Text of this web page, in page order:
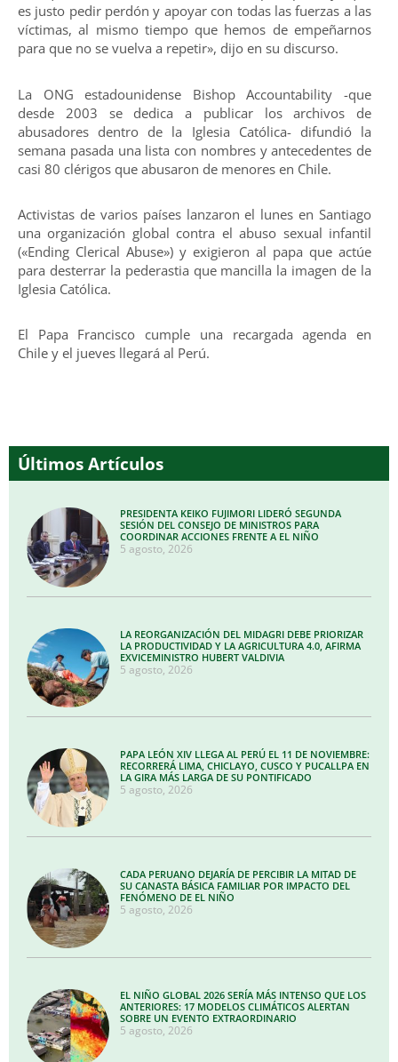
es justo pedir perdón y apoyar con todas las fuerzas a las
víctimas, al mismo tiempo que hemos de empeñarnos
para que no se vuelva a repetir», dijo en su discurso.
La ONG estadounidense Bishop Accountability -que
desde 2003 se dedica a publicar los archivos de
abusadores dentro de la Iglesia Católica- difundió la
semana pasada una lista con nombres y antecedentes de
casi 80 clérigos que abusaron de menores en Chile.
Activistas de varios países lanzaron el lunes en Santiago
una organización global contra el abuso sexual infantil
(«Ending Clerical Abuse») y exigieron al papa que actúe
para desterrar la pederastia que mancilla la imagen de la
Iglesia Católica.
El Papa Francisco cumple una recargada agenda en
Chile y el jueves llegará al Perú.
Últimos Artículos
PRESIDENTA KEIKO FUJIMORI LIDERÓ SEGUNDA
SESIÓN DEL CONSEJO DE MINISTROS PARA
COORDINAR ACCIONES FRENTE A EL NIÑO
5 agosto, 2026
LA REORGANIZACIÓN DEL MIDAGRI DEBE PRIORIZAR
LA PRODUCTIVIDAD Y LA AGRICULTURA 4.0, AFIRMA
EXVICEMINISTRO HUBERT VALDIVIA
5 agosto, 2026
PAPA LEÓN XIV LLEGA AL PERÚ EL 11 DE NOVIEMBRE:
RECORRERÁ LIMA, CHICLAYO, CUSCO Y PUCALLPA EN
LA GIRA MÁS LARGA DE SU PONTIFICADO
5 agosto, 2026
CADA PERUANO DEJARÍA DE PERCIBIR LA MITAD DE
SU CANASTA BÁSICA FAMILIAR POR IMPACTO DEL
FENÓMENO DE EL NIÑO
5 agosto, 2026
EL NIÑO GLOBAL 2026 SERÍA MÁS INTENSO QUE LOS
ANTERIORES: 17 MODELOS CLIMÁTICOS ALERTAN
SOBRE UN EVENTO EXTRAORDINARIO
5 agosto, 2026